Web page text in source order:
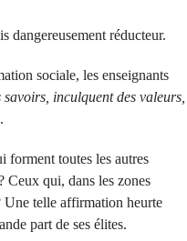
dangereusement réducteur.
sociale, les enseignants
inculquent des valeurs,
.
forment toutes les autres
Ceux qui, dans les zones
Une telle affirmation heurte
part de ses élites.